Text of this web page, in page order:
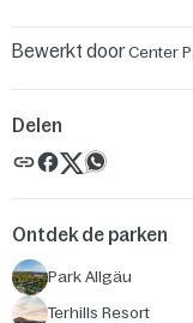
Bewerkt doorCenter
Ontdek de parken
Park Allgäu
Terhills Resort
Delen